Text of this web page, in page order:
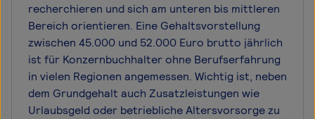
recherchieren und sich am unteren bis mittleren
Bereich orientieren. Eine Gehaltsvorstellung
zwischen 45.000 und 52.000 Euro brutto jährlich
ist für Konzernbuchhalter ohne Berufserfahrung
in vielen Regionen angemessen. Wichtig ist, neben
dem Grundgehalt auch Zusatzleistungen wie
Urlaubsgeld oder betriebliche Altersvorsorge zu